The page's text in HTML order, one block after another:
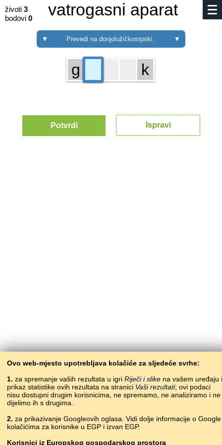
životi 3
bodovi 0 vatrogasni aparat
▼ Prevedi na donjo­lužičkosrpski. ▼
Ovo web-mjesto upotrebljava kolačiće za sljedeće svrhe:
1. za spremanje vaših rezultata u igri Riječi i slike na vašem uređaju i
prikaz statistike ovih rezultata na stranici Vaši rezultati; ovi podaci
nisu dostupni drugim korisnicima, ne spremamo, ne analiziramo i ne
dijelimo ih s drugima.
2. za prikazivanje Googleovih oglasa. Vidi dolje informacije o Google
kolačićima za korisnike u EGP i izvan EGP.
Korisnici iz Europskog gospodarskog prostora